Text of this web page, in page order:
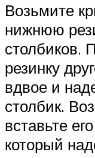
Возьмите
нижнюю
столбиков.
резинку
вдвое и
столбик.
вставьте
который